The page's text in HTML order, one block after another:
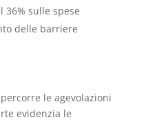
36% sulle spese
delle barriere
le agevolazioni
evidenzia le